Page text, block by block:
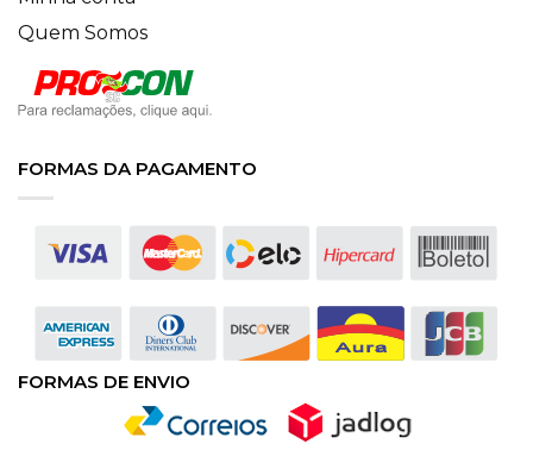
Quem Somos
FORMAS DA PAGAMENTO
FORMAS DE ENVIO